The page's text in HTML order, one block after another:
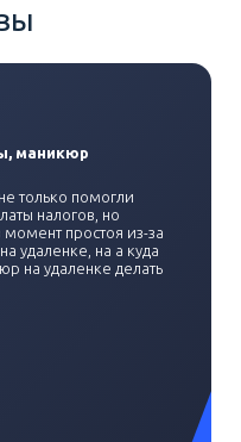
маникюр
только помогли
налогов, но
простоя из-за
удаленке, на а куда
на удаленке делать